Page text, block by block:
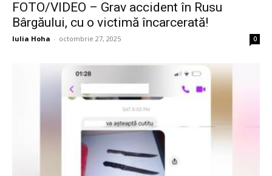
FOTO/VIDEO – Grav accident în Rusu
Bârgăului, cu o victimă încarcerată!
Iulia Hoha - octombrie 27, 2025 0